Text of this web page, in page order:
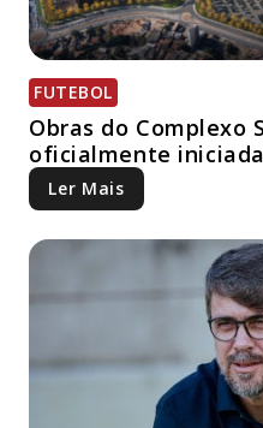
FUTEBOL
Obras do Complexo
oficialmente
Ler Mais